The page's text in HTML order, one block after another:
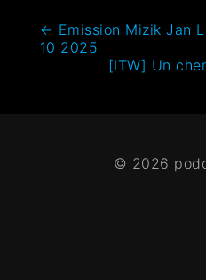
← Emission Mizik Jan
10 2025
[ITW] Un
© 2026